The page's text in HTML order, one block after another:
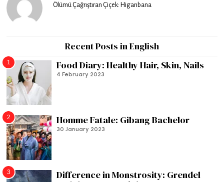
Ölümü Çağrıştıran Çiçek: Higanbana
Recent Posts in English
1 Food Diary: Healthy Hair, Skin, Nails
4 February 2023
2 Homme Fatale: Gibang Bachelor
30 January 2023
3
Difference in Monstrosity: Grendel